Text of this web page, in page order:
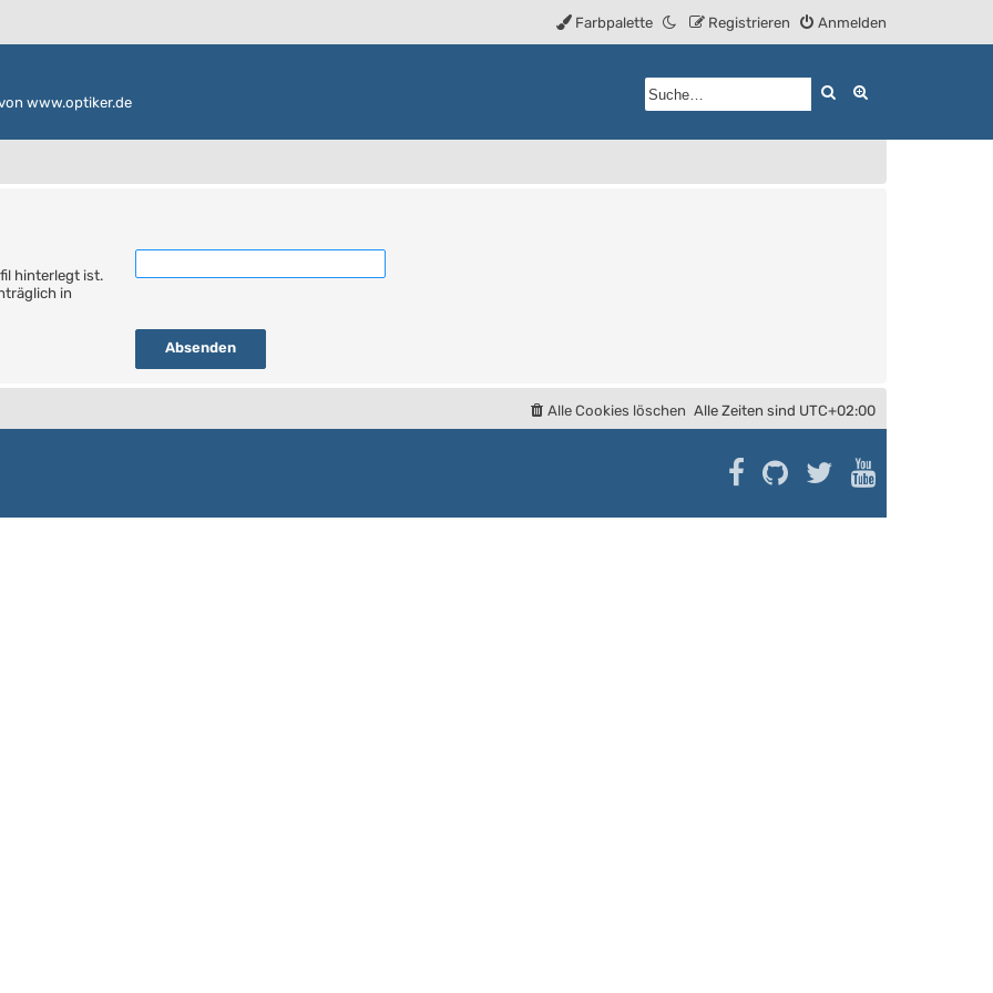
Anmelden
Registrieren
Farbpalette
www.optiker.de
Suche
hinterlegt ist.
in
Alle Zeiten sind UTC+02:00
Alle Cookies löschen